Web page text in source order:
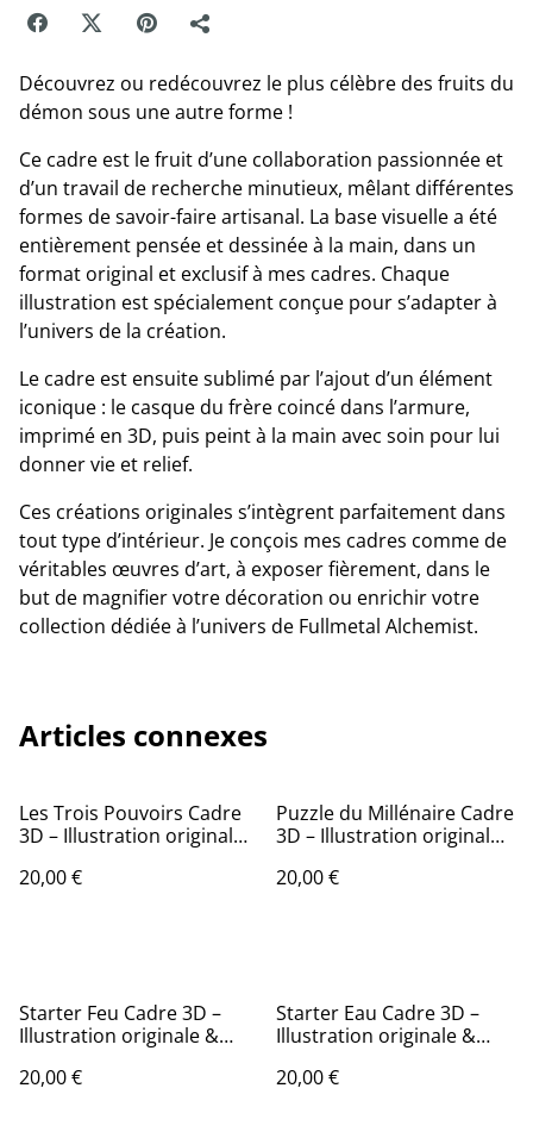
Découvrez ou redécouvrez le plus célèbre des fruits du
démon sous une autre forme !
Ce cadre est le fruit d’une collaboration passionnée et
d’un travail de recherche minutieux, mêlant différentes
formes de savoir-faire artisanal. La base visuelle a été
entièrement pensée et dessinée à la main, dans un
format original et exclusif à mes cadres. Chaque
illustration est spécialement conçue pour s’adapter à
l’univers de la création.
Le cadre est ensuite sublimé par l’ajout d’un élément
iconique : le casque du frère coincé dans l’armure,
imprimé en 3D, puis peint à la main avec soin pour lui
donner vie et relief.
Ces créations originales s’intègrent parfaitement dans
tout type d’intérieur. Je conçois mes cadres comme de
véritables œuvres d’art, à exposer fièrement, dans le
but de magnifier votre décoration ou enrichir votre
collection dédiée à l’univers de Fullmetal Alchemist.
Articles connexes
Les Trois Pouvoirs Cadre
3D – Illustration originale
20,00 €
Puzzle du Millénaire Cadre
3D – Illustration originale
20,00 €
Starter Feu Cadre 3D –
Illustration originale &
20,00 €
Starter Eau Cadre 3D –
Illustration originale &
20,00 €